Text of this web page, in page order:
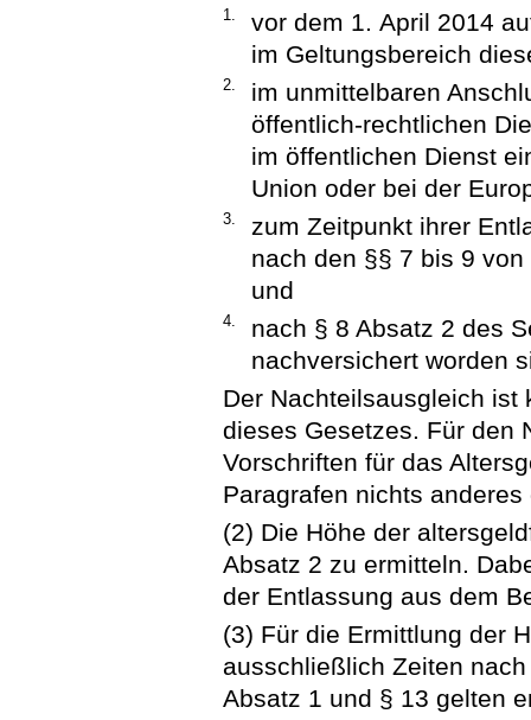
1.
vor dem 1. April 2014
im Geltungsbereich
2.
im unmittelbaren
öffentlich-rechtlichen
im öffentlichen Dienst
Union oder bei der
3.
zum Zeitpunkt ihrer
nach den §§ 7 bis 9
und
4.
nach § 8 Absatz 2 des
nachversichert worden
Der Nachteilsausgleich ist
dieses Gesetzes. Für den
Vorschriften für das
Paragrafen nichts
(2) Die Höhe der
Absatz 2 zu ermitteln.
der Entlassung aus dem
(3) Für die Ermittlung der
ausschließlich Zeiten
Absatz 1 und § 13 gelten